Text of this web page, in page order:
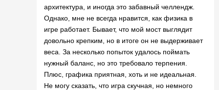
архитектура, и иногда это забавный челлендж.
Однако, мне не всегда нравится, как физика в
игре работает. Бывает, что мой мост выглядит
довольно крепким, но в итоге он не выдерживает
веса. За несколько попыток удалось поймать
нужный баланс, но это требовало терпения.
Плюс, графика приятная, хоть и не идеальная.
Не могу сказать, что игра скучная, но немного